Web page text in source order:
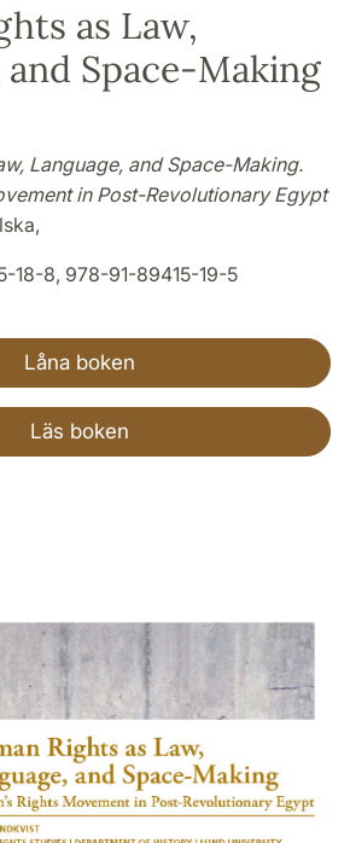
as Law,
and Space-Making
Language, and Space-Making.
in Post-Revolutionary Egypt
18-8, 978-91-89415-19-5
Låna boken
Läs boken